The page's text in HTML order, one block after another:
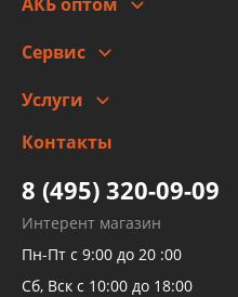
Сервис
Заправка кондиционера авто
Детейлинг
Услуги
высокого давления
Тормозных трубок
Рукавов гидроусилителей
Рукавов компрессоров и
Трубок кондиционеров
Контакты
8 (495) 320-09-09
Интерент магазин
Пн-Пт с 9:00 до 20 :00
Сб, Вск с 10:00 до 18:00